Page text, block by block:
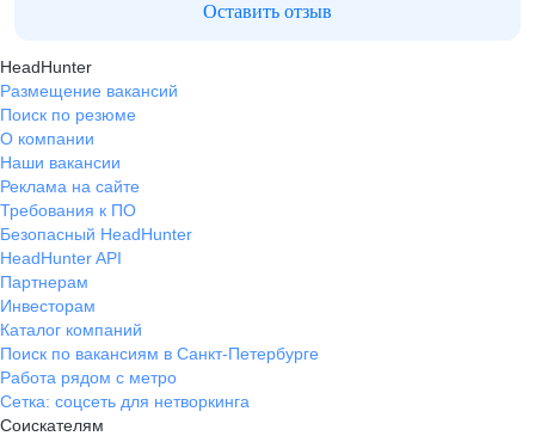
Оставить отзыв
HeadHunter
Размещение вакансий
Поиск по резюме
О компании
Наши вакансии
Реклама на сайте
Требования к ПО
Безопасный HeadHunter
HeadHunter API
Партнерам
Инвесторам
Каталог компаний
Поиск по вакансиям в Санкт-Петербурге
Работа рядом с метро
Сетка: соцсеть для нетворкинга
Соискателям